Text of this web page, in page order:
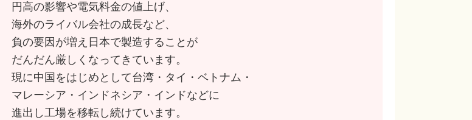
円高の影響や電気料金の値上げ、
海外のライバル会社の成長など、
負の要因が増え日本で製造することが
だんだん厳しくなってきています。
現に中国をはじめとして台湾・タイ・ベトナム・
マレーシア・インドネシア・インドなどに
進出し工場を移転し続けています。